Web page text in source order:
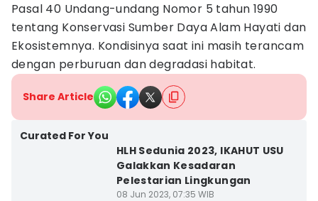
Pasal 40 Undang-undang Nomor 5 tahun 1990
tentang Konservasi Sumber Daya Alam Hayati dan
Ekosistemnya. Kondisinya saat ini masih terancam
dengan perburuan dan degradasi habitat.
Share Article
Curated For You
HLH Sedunia 2023, IKAHUT USU
Galakkan Kesadaran
Pelestarian Lingkungan
08 Jun 2023, 07:35 WIB